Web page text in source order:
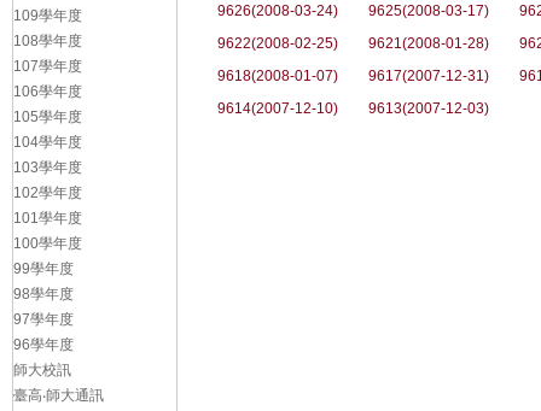
9626(2008-03-24)
9625(2008-03-17)
9622(2008-02-25)
9621(2008-01-28)
9618(2008-01-07)
9617(2007-12-31)
9614(2007-12-10)
9613(2007-12-03)
109學年度
108學年度
107學年度
106學年度
105學年度
104學年度
103學年度
102學年度
101學年度
100學年度
99學年度
98學年度
97學年度
96學年度
師大校訊
臺高‧師大通訊